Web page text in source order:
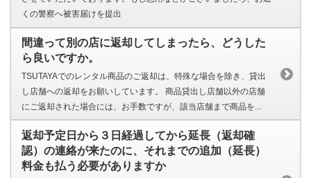
くの警察へ被害届けを提出
間違って別の店に返却してしまったら、どうした
ら良いですか。
TSUTAYAでのレンタル商品のご返却は、特殊な場合を除き、貸出
し店舗への返却をお願いしています。 商品貸出し店舗以外の店舗
にご返却された場合には、お手数ですが、該当店舗まで商品を...
返却予定日から３日経過してから延長（返却確
認）の連絡が来たのに、それまでの追加（延長）
料金も払う必要がありますか